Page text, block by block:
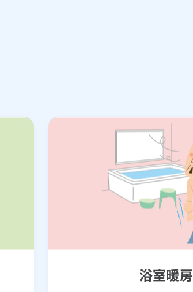
浴室暖房